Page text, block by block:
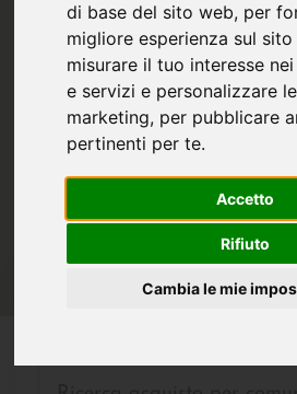
di base del sito web, per
migliore esperienza sul sito
misurare il tuo interesse
e servizi e personalizzare
marketing, per pubblicare
pertinenti per te.
Accetto
Rifiuto
Cambia le mie